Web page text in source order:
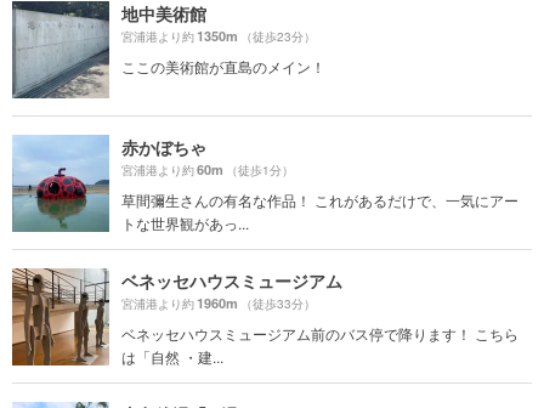
地中美術館
宮浦港より約1350m （徒歩23分）
ここの美術館が直島のメイン！
赤かぼちゃ
宮浦港より約60m （徒歩1分）
草間彌生さんの有名な作品！ これがあるだけで、一気にアー
トな世界観があっ...
ベネッセハウスミュージアム
宮浦港より約1960m （徒歩33分）
ベネッセハウスミュージアム前のバス停で降ります！ こちら
は「自然 ・建...